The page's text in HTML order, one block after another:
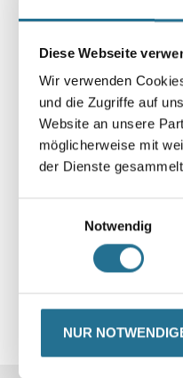
Diese Webseite
Wir verwenden
und die Zugriffe auf
Website an unsere
möglicherweise mit
der Dienste
Notwendig
NUR
CURRENT
TAB: